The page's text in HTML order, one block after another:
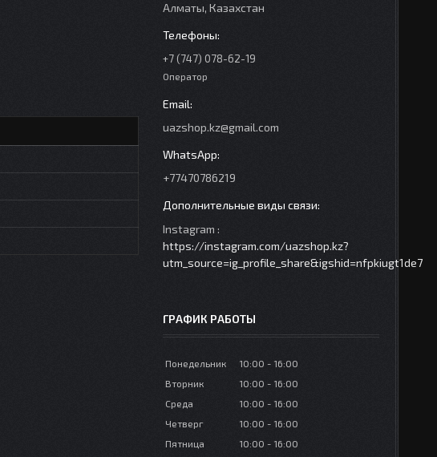
Алматы, Казахстан
+7 (747) 078-62-19
Оператор
uazshop.kz@gmail.com
+77470786219
Instagram
https://instagram.com/uazshop.kz?
utm_source=ig_profile_share&igshid=nfpkiugt1de7
ГРАФИК РАБОТЫ
Понедельник 10:00
16:00
Вторник
10:00
16:00
Среда
10:00
16:00
Четверг
10:00
16:00
Пятница
10:00 16:00